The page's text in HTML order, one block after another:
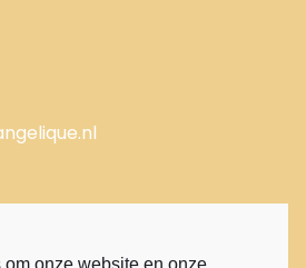
onze website en onze